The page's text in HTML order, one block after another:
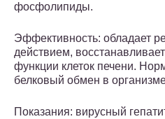
фосфолипиды.
Эффективность: обладает
действием,
функции клеток печени.
белковый обмен в
Показания: вирусный